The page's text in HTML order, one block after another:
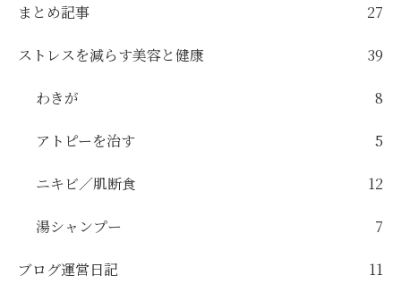
まとめ記事 27
ストレスを減らす美容と健康 39
わきが 8
アトピーを治す 5
ニキビ／肌断食 12
湯シャンプー 7
ブログ運営日記 11